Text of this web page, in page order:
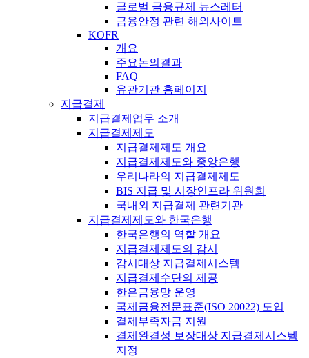
글로벌 금융규제 뉴스레터
금융안정 관련 해외사이트
KOFR
개요
주요논의결과
FAQ
유관기관 홈페이지
지급결제
지급결제업무 소개
지급결제제도
지급결제제도 개요
지급결제제도와 중앙은행
우리나라의 지급결제제도
BIS 지급 및 시장인프라 위원회
국내외 지급결제 관련기관
지급결제제도와 한국은행
한국은행의 역할 개요
지급결제제도의 감시
감시대상 지급결제시스템
지급결제수단의 제공
한은금융망 운영
국제금융전문표준(ISO 20022) 도입
결제부족자금 지원
결제완결성 보장대상 지급결제시스템
지정